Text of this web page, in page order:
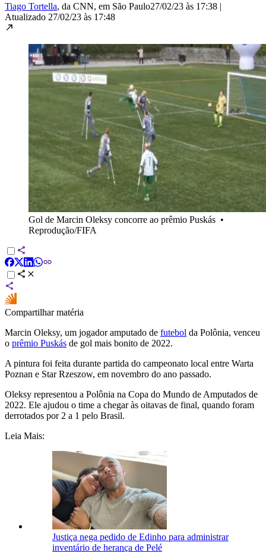
Tiago Tortella, da CNN, em São Paulo27/02/23 às 17:38 |
Atualizado 27/02/23 às 17:48
Gol de Marcin Oleksy concorre ao prêmio Puskás •
Reprodução/FIFA
Compartilhar matéria
Marcin Oleksy, um jogador amputado de futebol da Polônia, venceu
o prêmio Puskás de gol mais bonito de 2022.
A pintura foi feita durante partida do campeonato local entre Warta
Poznan e Star Rzeszow, em novembro do ano passado.
Oleksy representou a Polônia na Copa do Mundo de Amputados de
2022. Ele ajudou o time a chegar às oitavas de final, quando foram
derrotados por 2 a 1 pelo Brasil.
Leia Mais:
Justiça nega pedido de Edinho para administrar
inventário de herança de Pelé